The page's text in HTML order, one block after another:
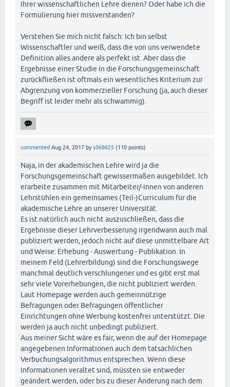
Ihrer wissenschaftlichen Lehre dienen? Oder habe ich die
Formulierung hier missverstanden?
Verstehen Sie mich nicht falsch: Ich bin selbst
Wissenschaftler und weiß, dass die von uns verwendete
Definition alles andere als perfekt ist. Aber dass die
Ergebnisse einer Studie in die Forschungsgemeinschaft
zurückfließen ist oftmals ein wesentliches Kriterium zur
Abgrenzung von kommerzieller Forschung (ja, auch dieser
Begriff ist leider mehr als schwammig).
commented Aug 24, 2017 bys068625 (110 points)
Naja, in der akademischen Lehre wird ja die
Forschungsgemeinschaft gewissermaßen ausgebildet. Ich
erarbeite zusammen mit Mitarbeiter/-innen von anderen
Lehrstühlen ein gemeinsames (Teil-)Curriculum für die
akademische Lehre an unserer Universität.
Es ist natürlich auch nicht auszuschließen, dass die
Ergebnisse dieser Lehrverbesserung irgendwann auch mal
publiziert werden, jedoch nicht auf diese unmittelbare Art
und Weise: Erhebung - Auswertung - Publikation. In
meinem Feld (Lehrerbildung) sind die Forschungswege
manchmal deutlich verschlungener und es gibt erst mal
sehr viele Vorerhebungen, die nicht publiziert werden.
Laut Homepage werden auch gemeinnützige
Befragungen oder Befragungen öffentlicher
Einrichtungen ohne Werbung kostenfrei unterstützt. Die
werden ja auch nicht unbedingt publiziert.
Aus meiner Sicht wäre es fair, wenn die auf der Homepage
angegebenen Informationen auch dem tatsächlichen
Verbuchungsalgorithmus entsprechen. Wenn diese
Informationen veraltet sind, müssten sie entweder
geändert werden, oder bis zu dieser Änderung nach dem